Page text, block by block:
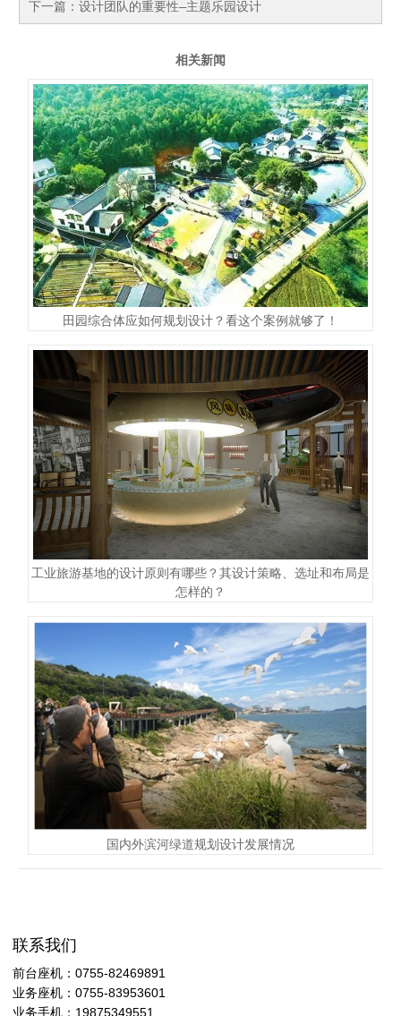
下一篇： 设计团队的重要性—主题乐园设计
相关新闻
田园综合体应如何规划设计？看这个案例就够了！
工业旅游基地的设计原则有哪些？其设计策略、选址和布局是
怎样的？
国内外滨河绿道规划设计发展情况
联系我们
前台座机：0755-82469891
业务座机：0755-83953601
业务手机：19875349551